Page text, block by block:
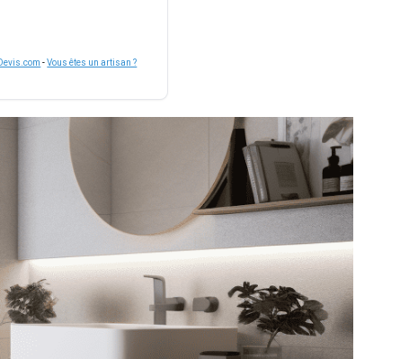
-Vous êtes un artisan ?